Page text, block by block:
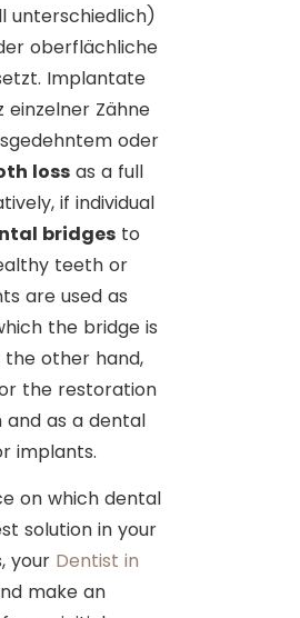
unterschiedlich)
oberflächliche
Implantate
einzelner Zähne
oder
loss as a full
if individual
bridges to
teeth or
are used as
the bridge is
the other hand,
the restoration
as a dental
implants.
on which dental
solution in your
your Dentist in
make an